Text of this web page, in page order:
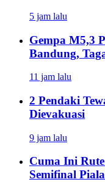
5 jam lalu
Gempa M5,3
Bandung,
11 jam lalu
2 Pendaki
Dievakuasi
9 jam lalu
Cuma Ini
Semifinal